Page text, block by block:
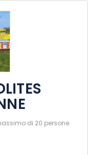
di 20 persone